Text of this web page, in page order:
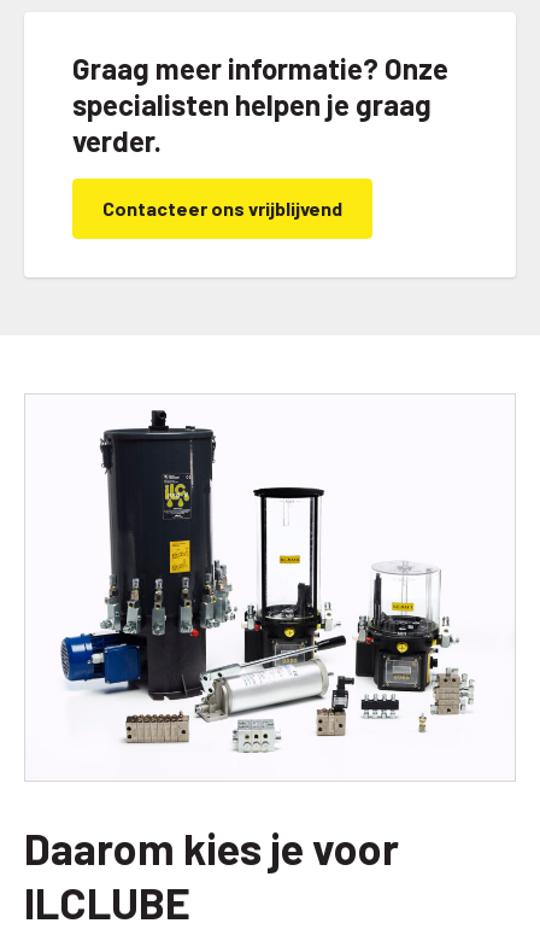
Graag meer informatie? Onze
specialisten helpen je graag
verder.
Contacteer ons vrijblijvend
Daarom kies je voor
ILCLUBE